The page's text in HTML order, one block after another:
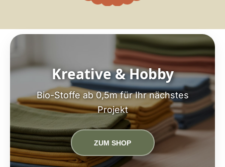
Kreative & Hobby
Bio-Stoffe ab 0,5m für Ihr nächstes
Projekt
ZUM SHOP